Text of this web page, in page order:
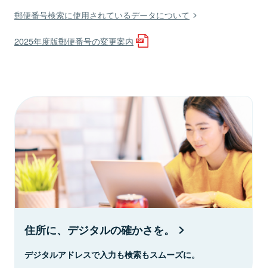
郵便番号検索に使用されているデータについて
2025年度版郵便番号の変更案内
住所に、デジタルの確かさを。
デジタルアドレスで入力も検索もスムーズに。